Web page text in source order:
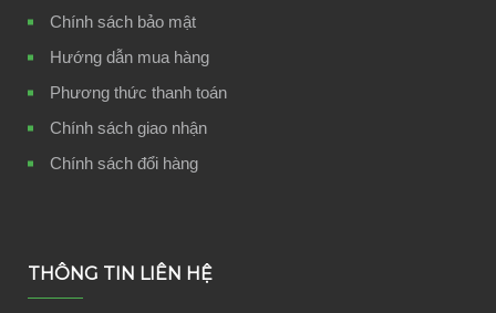
Chính sách bảo mật
Hướng dẫn mua hàng
Phương thức thanh toán
Chính sách giao nhận
Chính sách đổi hàng
THÔNG TIN LIÊN HỆ